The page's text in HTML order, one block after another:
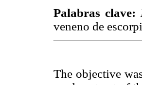
Palabras clave:
veneno de
The objective